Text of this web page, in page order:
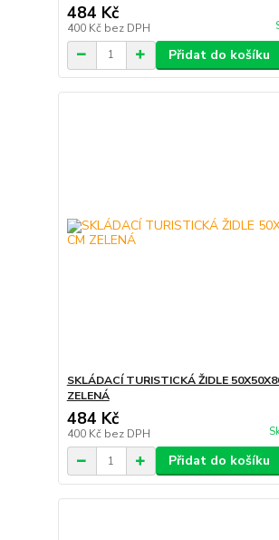
484 Kč
400 Kč bez DPH
Přidat do košíku
SKLÁDACÍ TURISTICKÁ ŽIDLE
ZELENÁ
484 Kč
400 Kč bez DPH
Přidat do košíku